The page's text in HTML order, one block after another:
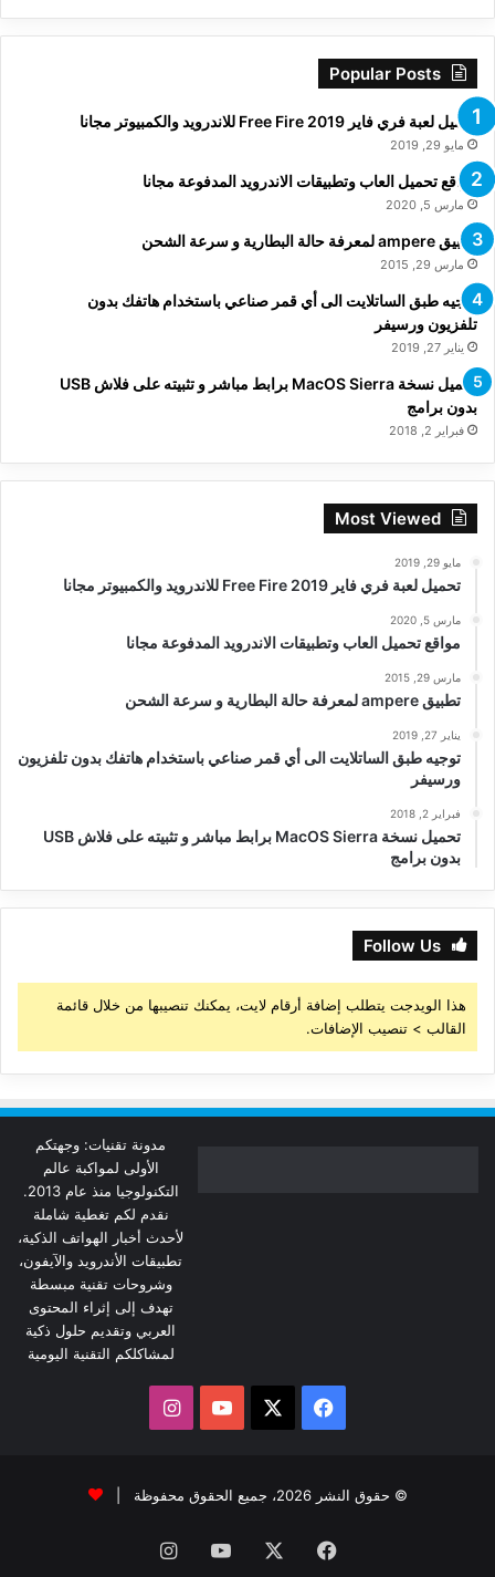
Popular Posts
تحميل لعبة فري فاير Free Fire 2019 للاندرويد والكمبيوتر مجانا
مايو 29, 2019
مواقع تحميل العاب وتطبيقات الاندرويد المدفوعة مجانا
مارس 5, 2020
تطبيق ampere لمعرفة حالة البطارية و سرعة الشحن
مارس 29, 2015
توجيه طبق الساتلايت الى أي قمر صناعي باستخدام هاتفك بدون
تلفزيون ورسيفر
يناير 27, 2019
تحميل نسخة MacOS Sierra برابط مباشر و تثبيته على فلاش USB
بدون برامج
فبراير 2, 2018
Most Viewed
مايو 29, 2019
تحميل لعبة فري فاير Free Fire 2019 للاندرويد والكمبيوتر مجانا
مارس 5, 2020
مواقع تحميل العاب وتطبيقات الاندرويد المدفوعة مجانا
مارس 29, 2015
تطبيق ampere لمعرفة حالة البطارية و سرعة الشحن
يناير 27, 2019
توجيه طبق الساتلايت الى أي قمر صناعي باستخدام هاتفك بدون تلفزيون
ورسيفر
فبراير 2, 2018
تحميل نسخة MacOS Sierra برابط مباشر و تثبيته على فلاش USB
بدون برامج
Follow Us
هذا الويدجت يتطلب إضافة أرقام لايت، يمكنك تنصيبها من خلال قائمة
القالب > تنصيب الإضافات.
مدونة تقنيات: وجهتكم
الأولى لمواكبة عالم
التكنولوجيا منذ عام 2013.
نقدم لكم تغطية شاملة
لأحدث أخبار الهواتف الذكية،
تطبيقات الأندرويد والآيفون،
وشروحات تقنية مبسطة
تهدف إلى إثراء المحتوى
العربي وتقديم حلول ذكية
لمشاكلكم التقنية اليومية
فيسبوك ‫YouTubeانستقرام
© حقوق النشر 2026، جميع الحقوق محفوظة |
فيسبوك ‫YouTubeانستقرام